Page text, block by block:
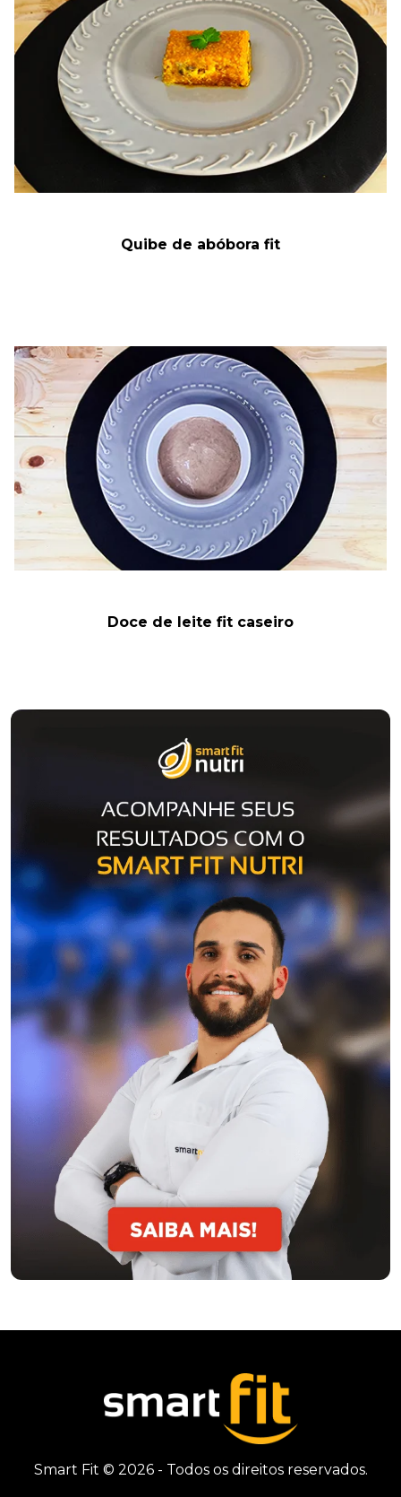
Quibe de abóbora fit
Doce de leite fit caseiro
Smart Fit © 2026 - Todos os direitos reservados.